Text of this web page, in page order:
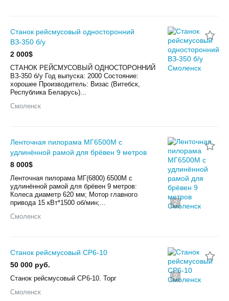
Станок рейсмусовый односторонний
ВЗ-350 б/у
2 000$
СТАНОК РЕЙСМУСОВЫЙ ОДНОСТОРОННИЙ
ВЗ-350 б/у Год выпуска: 2000 Состояние:
хорошее Производитель: Визас (Витебск,
Республика Беларусь)...
Смоленск
2
Ленточная пилорама МГ6500М с
удлинённой рамой для брёвен 9 метров
8 000$
Ленточная пилорама МГ(6800) 6500М с
удлинённой рамой для брёвен 9 метров:
Колеса диаметр 620 мм; Мотор главного
привода 15 кВт*1500 об/мин;...
Смоленск
2
Станок рейсмусовый СР6-10
50 000 руб.
Станок рейсмусовый СР6-10. Торг
Смоленск